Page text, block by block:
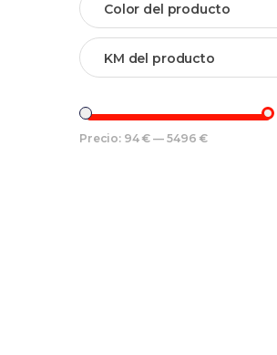
Color del producto
KM del producto
Precio: 94 € — 5496 €